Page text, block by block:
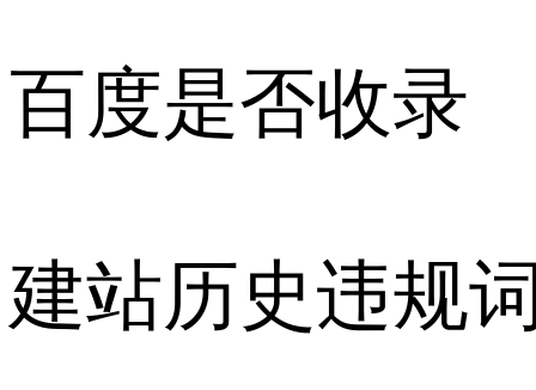
百度是否收录
建站历史违规